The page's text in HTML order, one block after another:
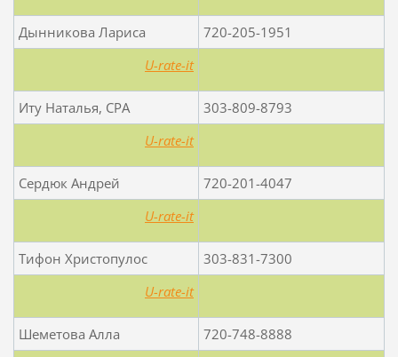
Дынникова Лариса
720-205-1951
U-rate-it
Иту Наталья, CPA
303-809-8793
U-rate-it
Сердюк Андрей
720-201-4047
U-rate-it
Тифон Христопулос
303-831-7300
U-rate-it
Шеметова Алла
720-748-8888